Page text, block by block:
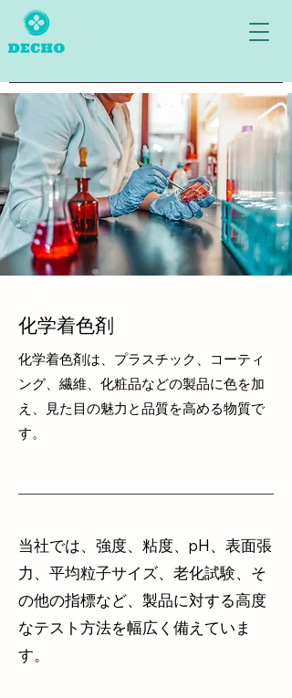
化学着色剤
化学着色剤は、プラスチック、コーティ
ング、繊維、化粧品などの製品に色を加
え、見た目の魅力と品質を高める物質で
す。
当社では、強度、粘度、pH、表面張
力、平均粒子サイズ、老化試験、そ
の他の指標など、製品に対する高度
なテスト方法を幅広く備えていま
す。